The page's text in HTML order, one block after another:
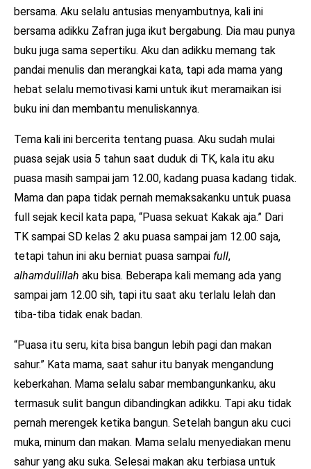
bersama. Aku selalu antusias menyambutnya, kali ini
bersama adikku Zafran juga ikut bergabung. Dia mau punya
buku juga sama sepertiku. Aku dan adikku memang tak
pandai menulis dan merangkai kata, tapi ada mama yang
hebat selalu memotivasi kami untuk ikut meramaikan isi
buku ini dan membantu menuliskannya.
Tema kali ini bercerita tentang puasa. Aku sudah mulai
puasa sejak usia 5 tahun saat duduk di TK, kala itu aku
puasa masih sampai jam 12.00, kadang puasa kadang tidak.
Mama dan papa tidak pernah memaksakanku untuk puasa
full sejak kecil kata papa, “Puasa sekuat Kakak aja.” Dari
TK sampai SD kelas 2 aku puasa sampai jam 12.00 saja,
tetapi tahun ini aku berniat puasa sampai full,
alhamdulillah aku bisa. Beberapa kali memang ada yang
sampai jam 12.00 sih, tapi itu saat aku terlalu lelah dan
tiba-tiba tidak enak badan.
“Puasa itu seru, kita bisa bangun lebih pagi dan makan
sahur.” Kata mama, saat sahur itu banyak mengandung
keberkahan. Mama selalu sabar membangunkanku, aku
termasuk sulit bangun dibandingkan adikku. Tapi aku tidak
pernah merengek ketika bangun. Setelah bangun aku cuci
muka, minum dan makan. Mama selalu menyediakan menu
sahur yang aku suka. Selesai makan aku terbiasa untuk